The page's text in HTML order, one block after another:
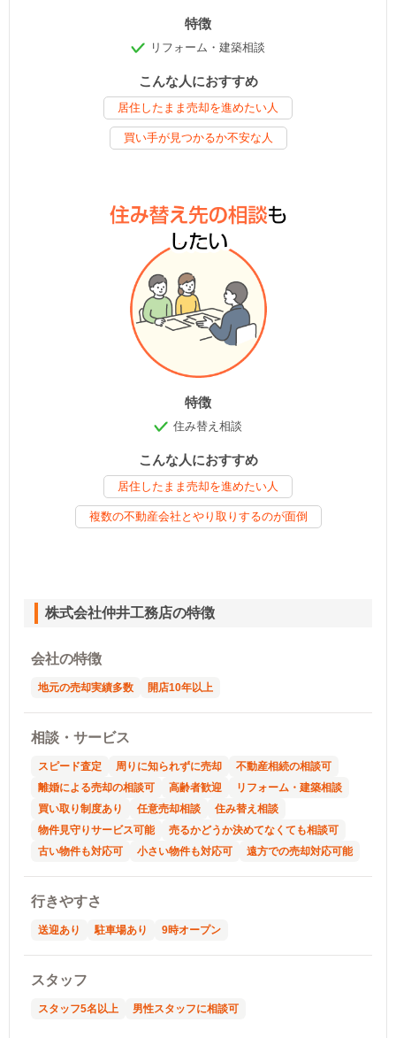
特徴
リフォーム・建築相談
こんな人におすすめ
居住したまま売却を進めたい人
買い手が見つかるか不安な人
特徴
住み替え相談
こんな人におすすめ
居住したまま売却を進めたい人
複数の不動産会社とやり取りするのが面倒
株式会社仲井工務店の特徴
会社の特徴
地元の売却実績多数 開店10年以上
相談・サービス
スピード査定 周りに知られずに売却
不動産相続の相談可
離婚による売却の相談可
高齢者歓迎
リフォーム・建築相談
買い取り制度あり
任意売却相談
住み替え相談
物件見守りサービス可能
売るかどうか決めてなくても相談可
古い物件も対応可
小さい物件も対応可 遠方での売却対応可能
行きやすさ
送迎あり 駐車場あり 9時オープン
スタッフ
スタッフ5名以上 男性スタッフに相談可